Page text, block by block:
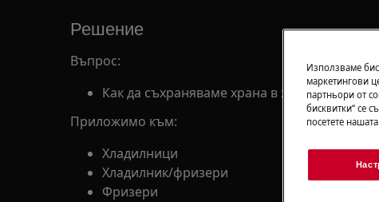
Решение
Въпрос:
Как да съхраняваме храна в хладилника и
Приложимо към:
Хладилници
Хладилник/фризери
Фризери
Използваме
маркетингови
партньори от
бисквитки“ се
посетете